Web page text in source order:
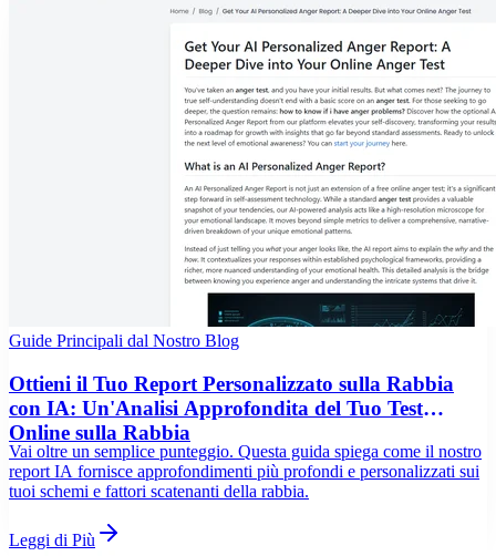
Guide Principali dal Nostro Blog
Ottieni il Tuo Report Personalizzato sulla Rabbia
con IA: Un'Analisi Approfondita del Tuo Test
Online sulla Rabbia
Vai oltre un semplice punteggio. Questa guida spiega come il nostro
report IA fornisce approfondimenti più profondi e personalizzati sui
tuoi schemi e fattori scatenanti della rabbia.
Leggi di Più